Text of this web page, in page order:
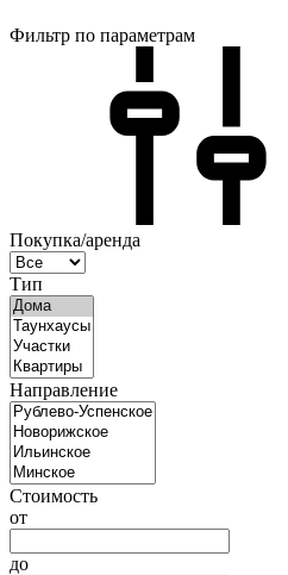
Фильтр по параметрам
Покупка/аренда
Тип
Направление
Стоимость
от
до